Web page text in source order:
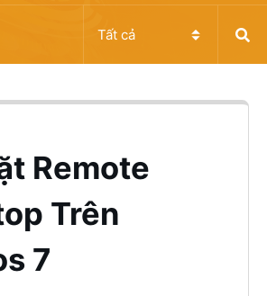
Remote
Trên
7